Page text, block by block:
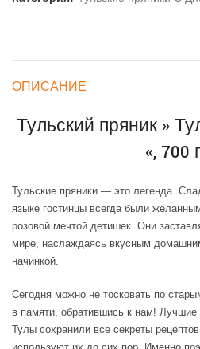
ОПИСАНИЕ
Тульский пряник »
«, 700
Тульские пряники — это легенда.
языке гостинцы всегда были
розовой мечтой детишек. Они
мире, наслаждаясь вкусным
начинкой.
Сегодня можно не тосковать по
в памяти, обратившись к нам! Лучшие
Тулы сохранили все секреты